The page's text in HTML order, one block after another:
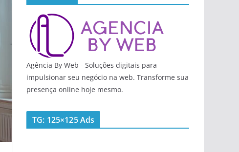
Agência By Web - Soluções digitais para
impulsionar seu negócio na web. Transforme sua
presença online hoje mesmo.
TG: 125×125 Ads